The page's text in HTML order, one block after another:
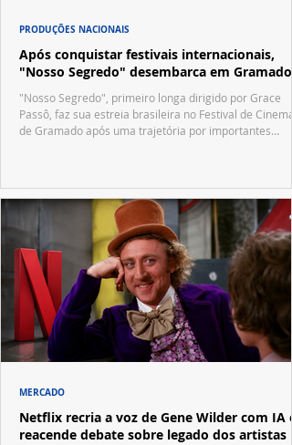
Após conquistar festivais internacionais,
"Nosso Segredo" desembarca em Gramado
"Nosso Segredo", primeiro longa dirigido por Grace
Passô, faz sua estreia brasileira no Festival de Cinema
de Gramado após uma trajetória por importantes
PRODUÇÕES NACIONAIS
Netflix recria a voz de Gene Wilder com IA e
reacende debate sobre legado dos artistas
MERCADO